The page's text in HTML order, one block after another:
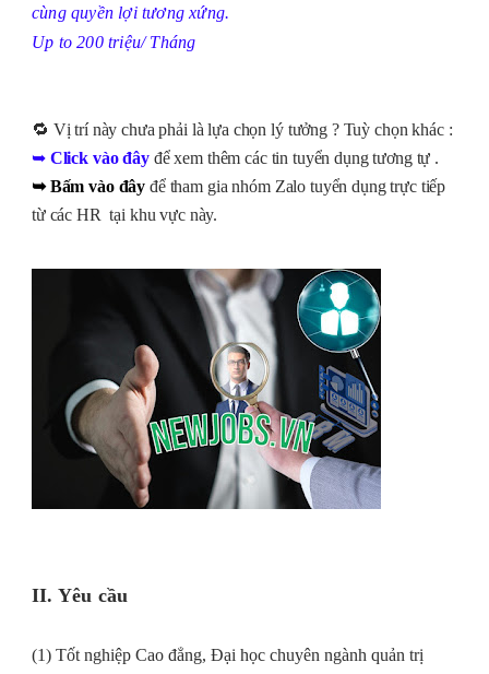
cùng quyền lợi tương xứng.
Up to 200 triệu/ Tháng
🔁 Vị trí này chưa phải là lựa chọn lý tưởng ? Tuỳ chọn khác :
➥ Click vào đây để xem thêm các tin tuyển dụng tương tự .
➥Bấm vào đây để tham gia nhóm Zalo tuyển dụng trực tiếp
từ các HR tại khu vực này.
II. Yêu cầu
(1) Tốt nghiệp Cao đẳng, Đại học chuyên ngành quản trị